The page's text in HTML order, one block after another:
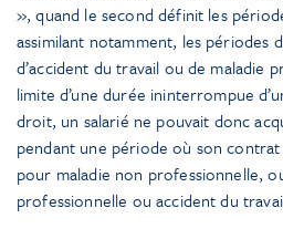
», quand le second définit les
assimilant notamment, les périodes
d’accident du travail ou de maladie
limite d’une durée ininterrompue
droit, un salarié ne pouvait donc
pendant une période où son
pour maladie non professionnelle,
professionnelle ou accident du